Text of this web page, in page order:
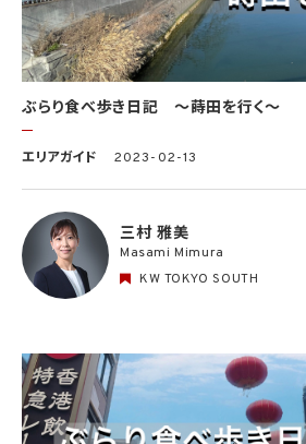
ぶらり食べ歩き日記 〜蒔田を行く〜
エリアガイド 2023-02-13
三村 雅美
Masami Mimura
KW TOKYO SOUTH